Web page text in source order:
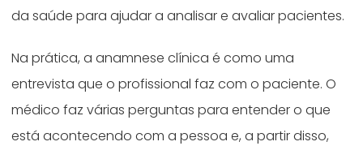
da saúde para ajudar a analisar e avaliar pacientes.
Na prática, a anamnese clínica é como uma
entrevista que o profissional faz com o paciente. O
médico faz várias perguntas para entender o que
está acontecendo com a pessoa e, a partir disso,